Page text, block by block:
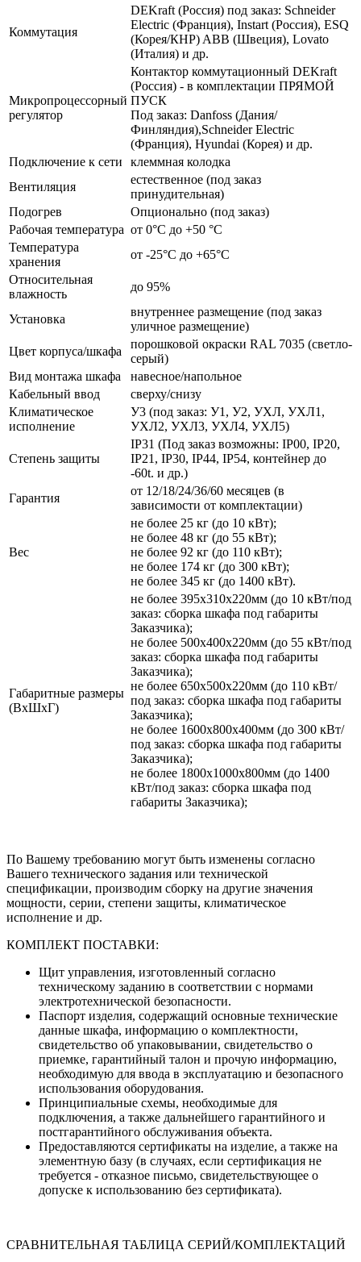
Коммутация
DEKraft (Россия) под заказ: Schneider
Electric (Франция), Instart (Россия), ESQ
(Корея/КНР) ABB (Швеция), Lovato
(Италия) и др.
Микропроцессорный
регулятор
Контактор коммутационный DEKraft
(Россия) - в комплектации ПРЯМОЙ
ПУСК
Под заказ: Danfoss (Дания/
Финляндия),Schneider Electric
(Франция), Hyundai (Корея) и др.
Подключение к сети
клеммная колодка
Вентиляция
естественное (под заказ
принудительная)
Подогрев
Опционально (под заказ)
Рабочая температура от 0°C до +50 °C
Температура
хранения
от -25°C до +65°C
Относительная
влажность
до 95%
Установка
внутреннее размещение (под заказ
уличное размещение)
Цвет корпуса/шкафа
порошковой окраски RAL 7035 (светло-
серый)
Вид монтажа шкафа
навесное/напольное
Кабельный ввод
сверху/снизу
Климатическое
исполнение
У3 (под заказ: У1, У2, УХЛ, УХЛ1,
УХЛ2, УХЛ3, УХЛ4, УХЛ5)
Степень защиты
IP31 (Под заказ возможны: IP00, IP20,
IP21, IP30, IP44, IP54, контейнер до
-60t. и др.)
Гарантия
от 12/18/24/36/60 месяцев (в
зависимости от комплектации)
Вес
не более 25 кг (до 10 кВт);
не более 48 кг (до 55 кВт);
не более 92 кг (до 110 кВт);
не более 174 кг (до 300 кВт);
не более 345 кг (до 1400 кВт).
Габаритные размеры
(ВхШхГ)
не более 395х310х220мм (до 10 кВт/под
заказ: сборка шкафа под габариты
Заказчика);
не более 500х400х220мм (до 55 кВт/под
заказ: сборка шкафа под габариты
Заказчика);
не более 650х500х220мм (до 110 кВт/
под заказ: сборка шкафа под габариты
Заказчика);
не более 1600х800х400мм (до 300 кВт/
под заказ: сборка шкафа под габариты
Заказчика);
не более 1800х1000х800мм (до 1400
кВт/под заказ: сборка шкафа под
габариты Заказчика);
По Вашему требованию могут быть изменены согласно
Вашего технического задания или технической
спецификации, производим сборку на другие значения
мощности, серии, степени защиты, климатическое
исполнение и др.
КОМПЛЕКТ ПОСТАВКИ:
Щит управления, изготовленный согласно
техническому заданию в соответствии с нормами
электротехнической безопасности.
Паспорт изделия, содержащий основные технические
данные шкафа, информацию о комплектности,
свидетельство об упаковывании, свидетельство о
приемке, гарантийный талон и прочую информацию,
необходимую для ввода в эксплуатацию и безопасного
использования оборудования.
Принципиальные схемы, необходимые для
подключения, а также дальнейшего гарантийного и
постгарантийного обслуживания объекта.
Предоставляются сертификаты на изделие, а также на
элементную базу (в случаях, если сертификация не
требуется - отказное письмо, свидетельствующее о
допуске к использованию без сертификата).
СРАВНИТЕЛЬНАЯ ТАБЛИЦА СЕРИЙ/КОМПЛЕКТАЦИЙ